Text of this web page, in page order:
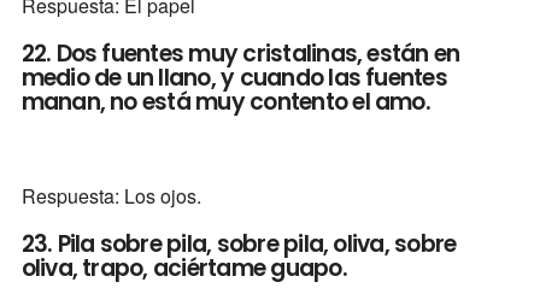
22. Dos fuentes muy cristalinas, están en
medio de un llano, y cuando las fuentes
manan, no está muy contento el amo.
Respuesta: Los ojos.
23. Pila sobre pila, sobre pila, oliva, sobre
oliva, trapo, aciértame guapo.